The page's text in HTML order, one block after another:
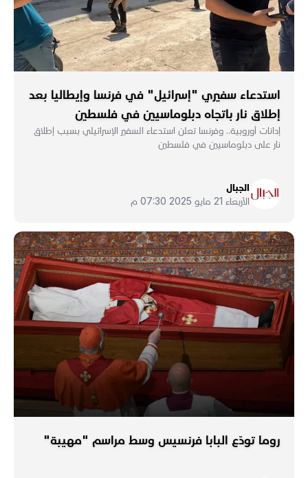
استدعاء سفيري "إسرائيل" في فرنسا وإيطاليا بعد
إطلاق نار باتجاه دبلوماسيين في فلسطين
إدانات أوروبية.. وفرنسا تعلن استدعاء السفير الإسرائيلي بسبب إطلاق
نار على دبلوماسيين في فلسطين
الجبال
الأربعاء 21 مايو 2025 07:30 م
روما تودّع البابا فرنسيس وسط مراسم "مهيبة"